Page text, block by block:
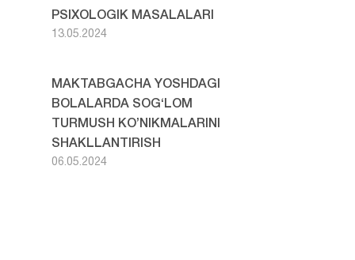
PSIXOLOGIK MASALALARI
13.05.2024
MAKTABGACHA YOSHDAGI
BOLALARDA SOG‘LOM
TURMUSH KO’NIKMALARINI
SHAKLLANTIRISH
06.05.2024